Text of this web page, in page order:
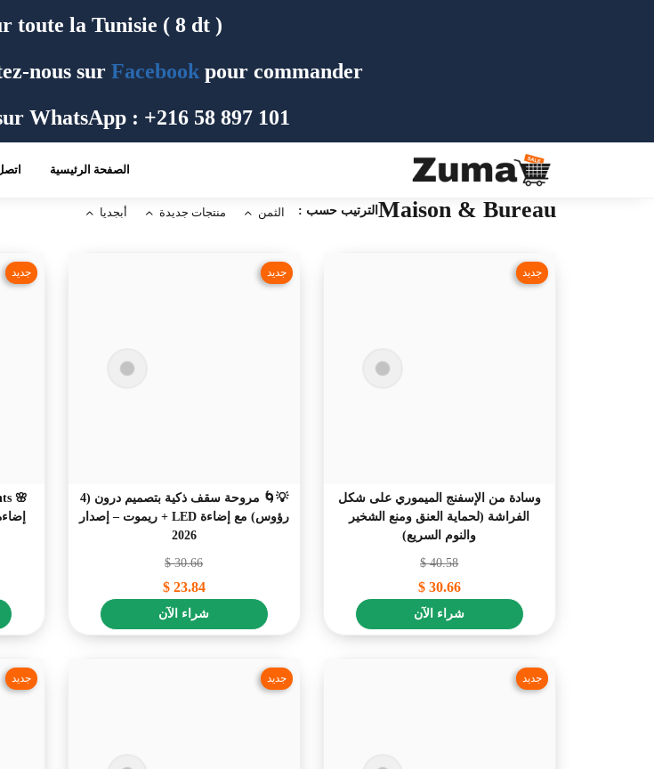
toute la Tunisie ( 8 dt )
nous sur Facebookpour commander 📩
WhatsApp : +216 58 897 101
الصفحة الرئيسية
Maison & Bureau الترتيب حسب : الثمن منتجات جديدة أبجديا
جديد
وسادة من الإسفنج الميموري على شكل
الفراشة (لحماية العنق ومنع الشخير
والنوم السريع)
40.58
$
30.66
$
شراء الآن
جديد
💡🌀 مروحة سقف ذكية بتصميم درون (4
رؤوس) مع إضاءة LED + ريموت – إصدار
2026
30.66
$
23.84
$
شراء الآن
جديد
جديد جديد جديد